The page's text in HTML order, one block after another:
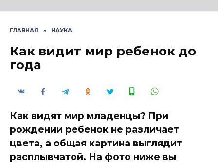
ГЛАВНАЯ » НАУКА
Как видит мир ребенок до
года
Как видят мир младенцы? При
рождении ребенок не различает
цвета, а общая картина выглядит
расплывчатой. На фото ниже вы